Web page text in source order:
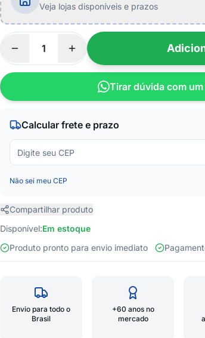
Veja lojas disponíveis e prazos
Tirar dúvida com
Calcular frete e prazo
Não sei meu CEP
Compartilhar produto
Disponível:Em estoque
Produto pronto para envio imediato
Envio para todo o
Brasil
+60 anos no
mercado